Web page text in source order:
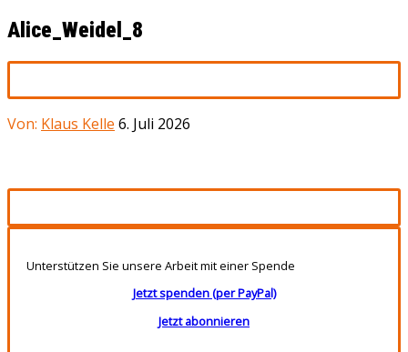
Alice_Weidel_8
Von: Klaus Kelle 6. Juli 2026
Unterstützen Sie unsere Arbeit mit einer Spende
Jetzt spenden (per PayPal)
Jetzt abonnieren